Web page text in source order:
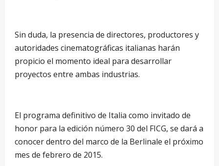
Sin duda, la presencia de directores, productores y
autoridades cinematográficas italianas harán
propicio el momento ideal para desarrollar
proyectos entre ambas industrias.
El programa definitivo de Italia como invitado de
honor para la edición número 30 del FICG, se dará a
conocer dentro del marco de la Berlinale el próximo
mes de febrero de 2015.